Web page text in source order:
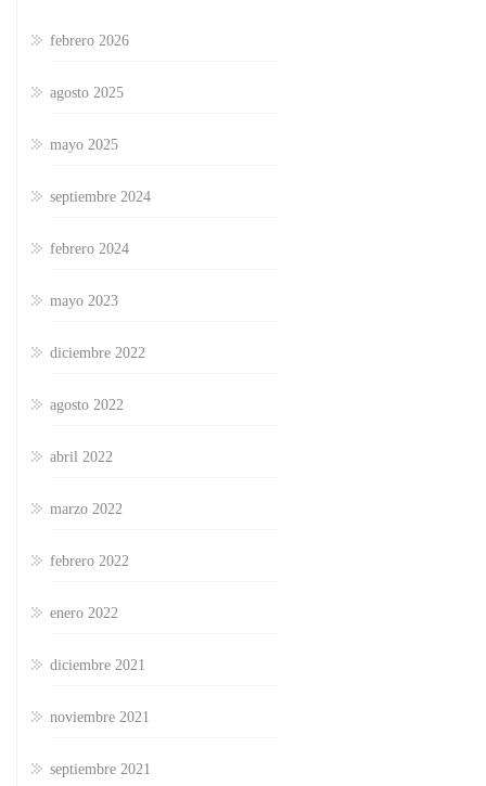
febrero 2026
agosto 2025
mayo 2025
septiembre 2024
febrero 2024
mayo 2023
diciembre 2022
agosto 2022
abril 2022
marzo 2022
febrero 2022
enero 2022
diciembre 2021
noviembre 2021
septiembre 2021